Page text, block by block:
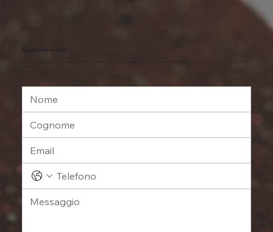
Richiedi informazioni
Lasciaci i tuoi dati e un breve messaggio: un nostro consulente ti ricontatterà al più presto per rispondere alle tue domande e fornirti tutte le informazioni di cui hai